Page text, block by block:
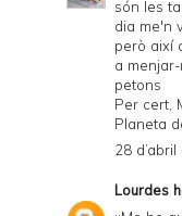
són les
dia me'n
però així
a menjar-
petons
Per cert,
Planeta
28
Lourdes